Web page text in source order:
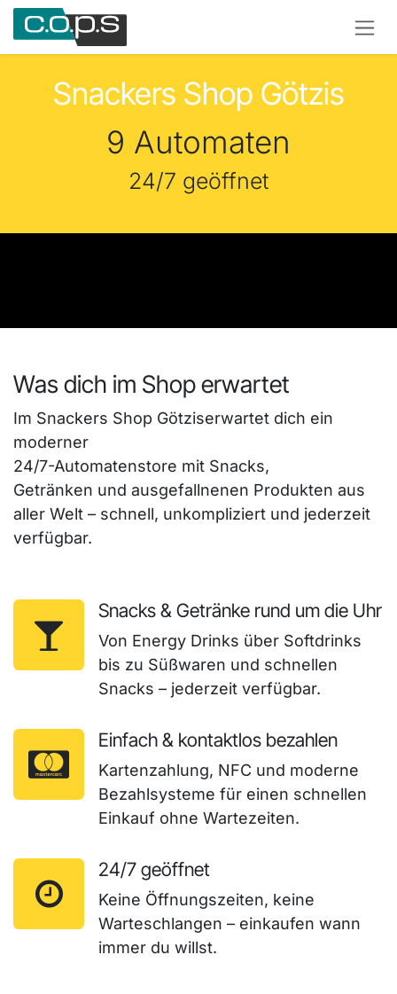
Zum Inhalt springen
Snackers Shop Götzis
9 Automaten
24/7 geöffnet
Was dich im Shop erwartet
Im Snackers Shop Götziserwartet dich ein
moderner
24/7-Automatenstore mit Snacks,
Getränken und ausgefallnenen Produkten aus
aller Welt – schnell, unkompliziert und jederzeit
verfügbar.
Snacks & Getränke rund um die Uhr
Von Energy Drinks über Softdrinks
bis zu Süßwaren und schnellen
Snacks – jederzeit verfügbar.
Einfach & kontaktlos bezahlen
Kartenzahlung, NFC und moderne
Bezahlsysteme für einen schnellen
Einkauf ohne Wartezeiten.
24/7 geöffnet
Keine Öffnungszeiten, keine
Warteschlangen – einkaufen wann
immer du willst.